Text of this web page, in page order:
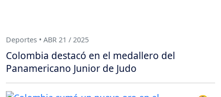
Deportes • ABR 21 / 2025
Colombia destacó en el medallero del
Panamericano Junior de Judo